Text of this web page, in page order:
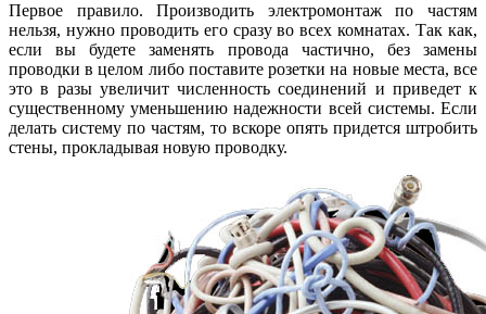
Первое правило. Производить электромонтаж по частям
нельзя, нужно проводить его сразу во всех комнатах. Так как,
если вы будете заменять провода частично, без замены
проводки в целом либо поставите розетки на новые места, все
это в разы увеличит численность соединений и приведет к
существенному уменьшению надежности всей системы. Если
делать систему по частям, то вскоре опять придется штробить
стены, прокладывая новую проводку.